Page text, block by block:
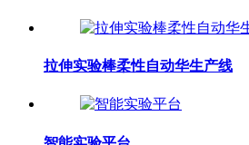
拉伸实验棒柔性自动华生产线